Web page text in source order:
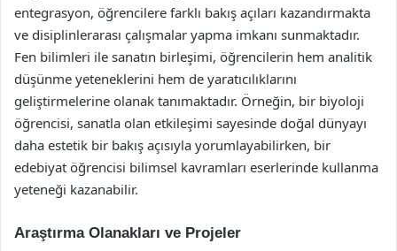
entegrasyon, öğrencilere farklı bakış açıları kazandırmakta
ve disiplinlerarası çalışmalar yapma imkanı sunmaktadır.
Fen bilimleri ile sanatın birleşimi, öğrencilerin hem analitik
düşünme yeteneklerini hem de yaratıcılıklarını
geliştirmelerine olanak tanımaktadır. Örneğin, bir biyoloji
öğrencisi, sanatla olan etkileşimi sayesinde doğal dünyayı
daha estetik bir bakış açısıyla yorumlayabilirken, bir
edebiyat öğrencisi bilimsel kavramları eserlerinde kullanma
yeteneği kazanabilir.
Araştırma Olanakları ve Projeler